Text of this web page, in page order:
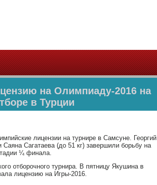
на Олимпиаду-2016 на
в Турции
лицензии на турнире в Самсуне. Георгий
Сагатаева (до 51 кг) завершили борьбу на
¼ финала.
отборочного турнира. В пятницу Якушина в
лицензию на Игры-2016.